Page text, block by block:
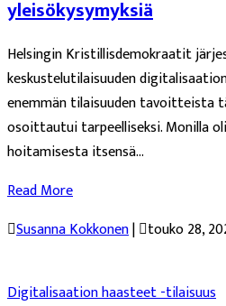
yleisökysymyksiä
Helsingin Kristillisdemokraatit
keskustelutilaisuuden
enemmän tilaisuuden tavoitteista
osoittautui tarpeelliseksi. Monilla
hoitamisesta itsensä...
Read More
Susanna Kokkonen|touko 28,
Digitalisaation haasteet -tilaisuus